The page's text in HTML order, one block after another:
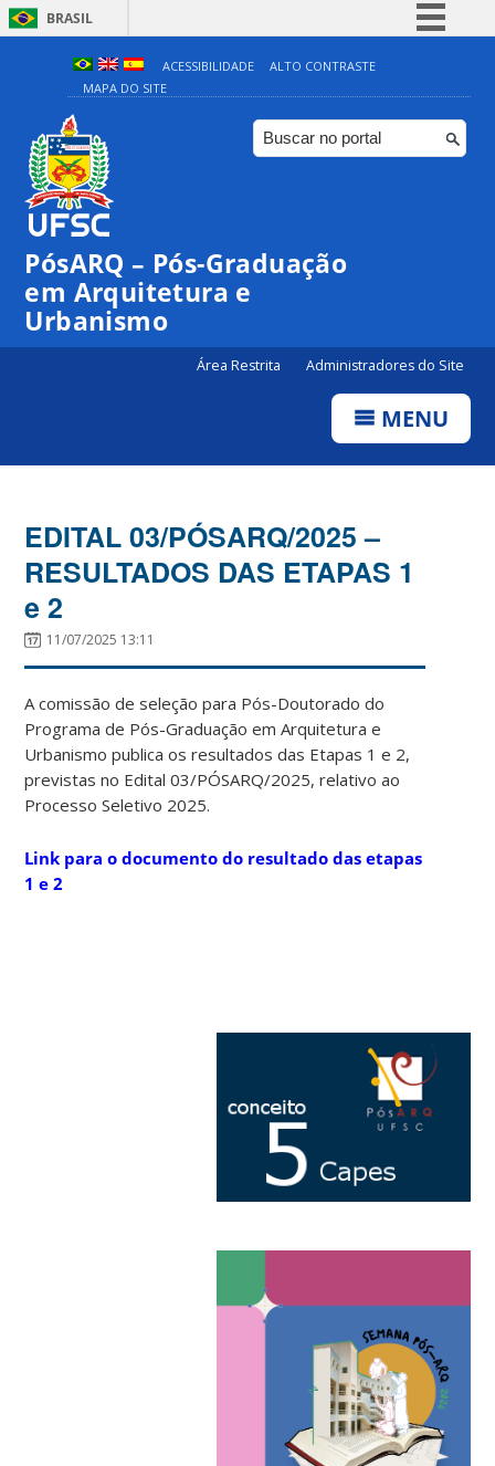
BRASIL
Simplifique!
Comunica BR
Participe
ACESSIBILIDADE
ALTO CONTRASTE
MAPA DO SITE
PósARQ – Pós-Graduação
em Arquitetura e
Urbanismo
Área Restrita Administradores do Site
MENU
EDITAL 03/PÓSARQ/2025 –
RESULTADOS DAS ETAPAS 1
e 2
11/07/2025 13:11
A comissão de seleção para Pós-Doutorado do
Programa de Pós-Graduação em Arquitetura e
Urbanismo publica os resultados das Etapas 1 e 2,
previstas no Edital 03/PÓSARQ/2025, relativo ao
Processo Seletivo 2025.
Link para o documento do resultado das etapas
1 e 2